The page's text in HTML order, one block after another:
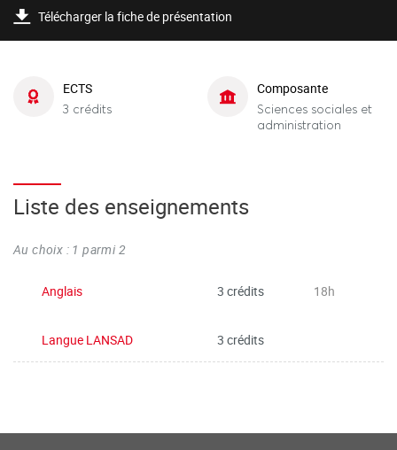
Télécharger la fiche de présentation
ECTS
3 crédits
Composante
Sciences sociales et
administration
Liste des enseignements
Au choix : 1 parmi 2
Anglais 3 crédits 18h
Langue LANSAD 3 crédits